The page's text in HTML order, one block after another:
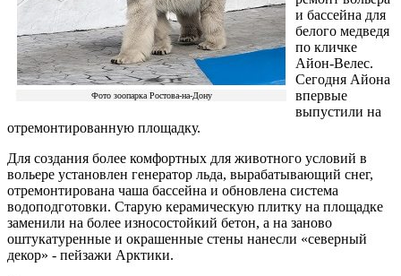
Фото зоопарка Ростова-на-Дону
и бассейна для
белого медведя
по кличке
Айон-Велес.
Сегодня Айона
впервые
выпустили на
отремонтированную площадку.
Для создания более комфортных для животного условий в
вольере установлен генератор льда, вырабатывающий снег,
отремонтирована чаша бассейна и обновлена система
водоподготовки. Старую керамическую плитку на площадке
заменили на более износостойкий бетон, а на заново
оштукатуренные и окрашенные стены нанесли «северный
декор» - пейзажи Арктики.